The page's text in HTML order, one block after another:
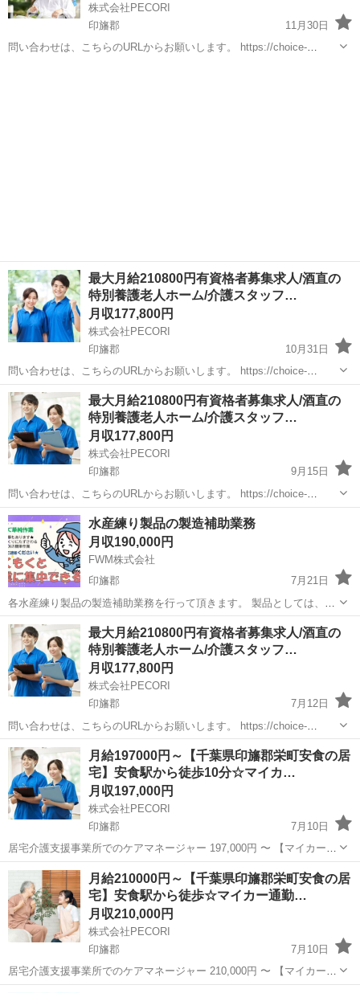
株式会社PECORI
印旛郡
11月30日
問い合わせは、こちらのURLからお願いします。 https://choice-
最大月給210800円有資格者募集求人/酒直の
特別養護老人ホーム/介護スタッフ…
月収177,800円
株式会社PECORI
印旛郡
10月31日
問い合わせは、こちらのURLからお願いします。 https://choice-
job.com/detail/264267 月収：177800円～210800円 特別養護老人ホー
ムにおける介護業務をお任せします。...
千葉 印旛郡 介護士 業務
最大月給210800円有資格者募集求人/酒直の
特別養護老人ホーム/介護スタッフ…
月収177,800円
株式会社PECORI
印旛郡
9月15日
問い合わせは、こちらのURLからお願いします。 https://choice-
job.com/detail/264267 月収：177800円～210800円 特別養護老人ホー
ムにおける介護業務をお任せします。...
千葉 印旛郡 介護士 業務
水産練り製品の製造補助業務
月収190,000円
FWM株式会社
印旛郡
7月21日
各水産練り製品の製造補助業務を行って頂きます。 製品としては、ち
くわ、かまぼこ、レトルト製品、伊達巻等があり、各ラインでの作業
になります。
千葉 印旛郡 化粧品/食品/香料 業務
最大月給210800円有資格者募集求人/酒直の
特別養護老人ホーム/介護スタッフ…
月収177,800円
株式会社PECORI
印旛郡
7月12日
問い合わせは、こちらのURLからお願いします。 https://choice-
job.com/detail/264267 月収：177800円～210800円 特別養護老人ホー
ムにおける介護業務をお任せします。...
千葉 印旛郡 介護士 業務
月給197000円～【千葉県印旛郡栄町安食の居
宅】安食駅から徒歩10分☆マイカ…
月収197,000円
株式会社PECORI
印旛郡
7月10日
居宅介護支援事業所でのケアマネージャー 197,000円 〜 【マイカー通
勤ＯＫ】【託児所あり】【水日休み】【住宅手当あり】【日勤のみ】
【年間休日120日以上】 問い合わせは、こちらのURLからお願いしま
す。 htt...
千葉 印旛郡 ケアマネージャー 業務
月給210000円～【千葉県印旛郡栄町安食の居
宅】安食駅から徒歩☆マイカー通勤…
月収210,000円
株式会社PECORI
印旛郡
7月10日
居宅介護支援事業所でのケアマネージャー 210,000円 〜 【マイカー通
勤OK】【日勤のみ】【資格取得支援制度あり】 問い合わせは、こち